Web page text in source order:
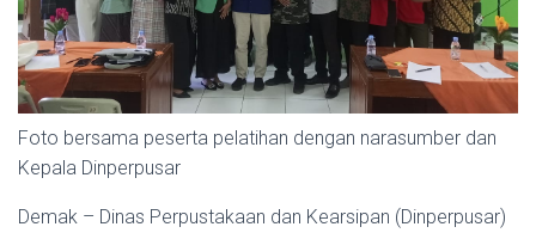
Foto bersama peserta pelatihan dengan narasumber dan
Kepala Dinperpusar
Demak – Dinas Perpustakaan dan Kearsipan (Dinperpusar)